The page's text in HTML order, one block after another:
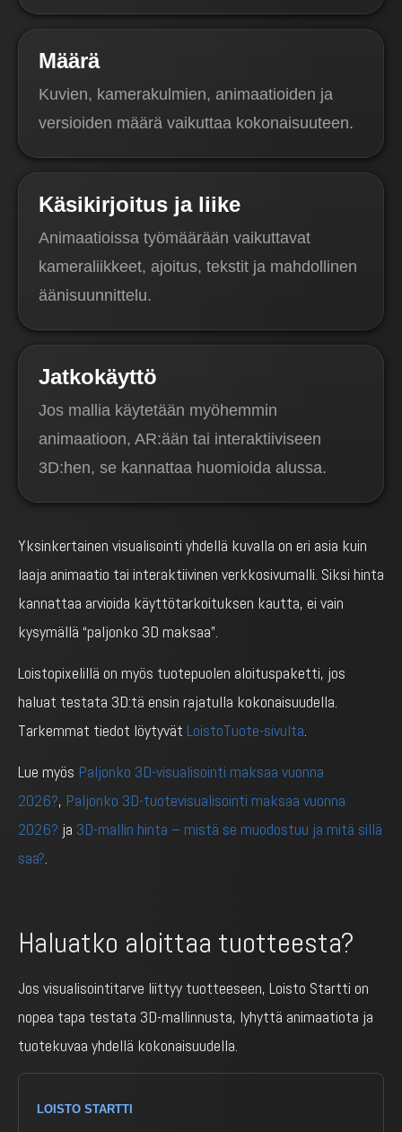
Määrä
Kuvien, kamerakulmien, animaatioiden ja
versioiden määrä vaikuttaa kokonaisuuteen.
Käsikirjoitus ja liike
Animaatioissa työmäärään vaikuttavat
kameraliikkeet, ajoitus, tekstit ja mahdollinen
äänisuunnittelu.
Jatkokäyttö
Jos mallia käytetään myöhemmin
animaatioon, AR:ään tai interaktiiviseen
3D:hen, se kannattaa huomioida alussa.
Yksinkertainen visualisointi yhdellä kuvalla on eri asia kuin
laaja animaatio tai interaktiivinen verkkosivumalli. Siksi hinta
kannattaa arvioida käyttötarkoituksen kautta, ei vain
kysymällä “paljonko 3D maksaa”.
Loistopixelillä on myös tuotepuolen aloituspaketti, jos
haluat testata 3D:tä ensin rajatulla kokonaisuudella.
Tarkemmat tiedot löytyvät LoistoTuote-sivulta.
Lue myös Paljonko 3D-visualisointi maksaa vuonna
2026?, Paljonko 3D-tuotevisualisointi maksaa vuonna
2026? ja 3D-mallin hinta – mistä se muodostuu ja mitä sillä
saa?.
Haluatko aloittaa tuotteesta?
Jos visualisointitarve liittyy tuotteeseen, Loisto Startti on
nopea tapa testata 3D-mallinnusta, lyhyttä animaatiota ja
tuotekuvaa yhdellä kokonaisuudella.
LOISTO STARTTI